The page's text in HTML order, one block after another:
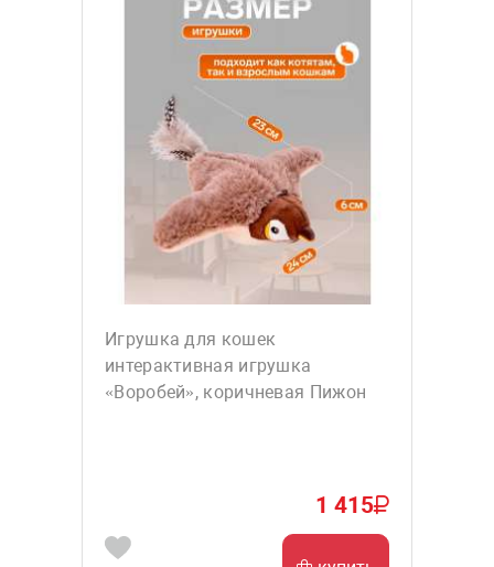
Игрушка для кошек
интерактивная игрушка
«Воробей», коричневая Пижон
1 415